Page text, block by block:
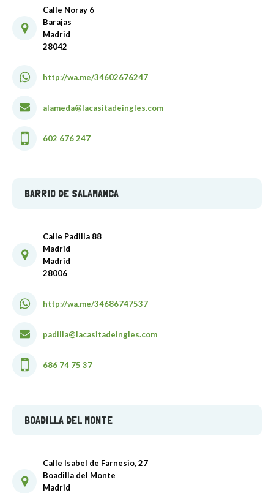
Calle Noray 6
Barajas
Madrid
28042
http://wa.me/34602676247
alameda@lacasitadeingles.com
602 676 247
BARRIO DE SALAMANCA
Calle Padilla 88
Madrid
Madrid
28006
http://wa.me/34686747537
padilla@lacasitadeingles.com
686 74 75 37
BOADILLA DEL MONTE
Calle Isabel de Farnesio, 27
Boadilla del Monte
Madrid